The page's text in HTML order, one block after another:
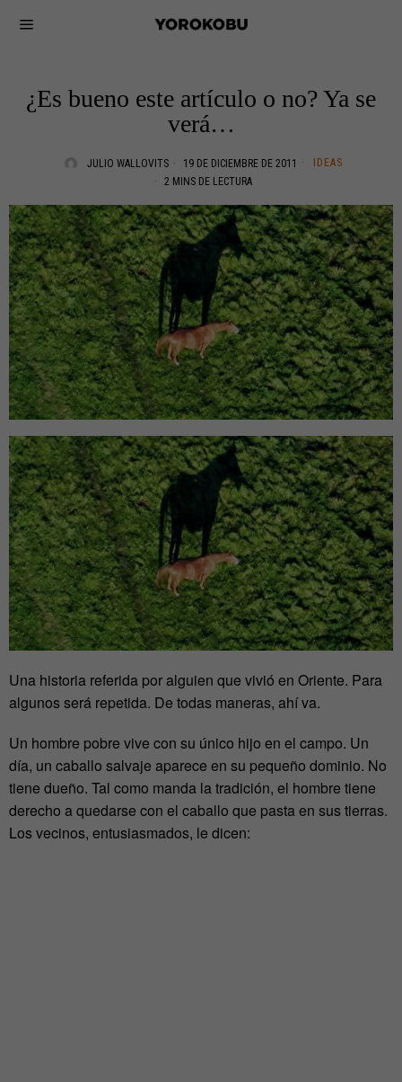
¿Es bueno este artículo o no? Ya se
verá…
JULIO WALLOVITS 19 DE DICIEMBRE DE 2011
IDEAS
2 MINS DE LECTURA
Una historia referida por alguien que vivió en Oriente. Para
algunos será repetida. De todas maneras, ahí va.
Un hombre pobre vive con su único hijo en el campo. Un
día, un caballo salvaje aparece en su pequeño dominio. No
tiene dueño. Tal como manda la tradición, el hombre tiene
derecho a quedarse con el caballo que pasta en sus tierras.
Los vecinos, entusiasmados, le dicen: